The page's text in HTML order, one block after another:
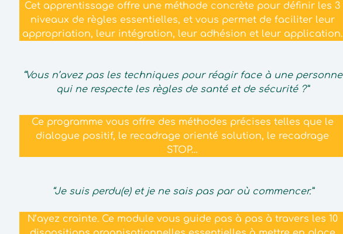
Cet apprentissage offre une méthode concrète pour définir les 3
niveaux de règles essentielles, et vous permet de faciliter leur
appropriation, leur intégration, leur adhésion et leur application.
“Vous n’avez pas les techniques pour réagir face à une personne
qui ne respecte les règles de santé et de sécurité ?”
Ce programme vous offre des méthodes précises telles que le
dialogue positif, le recadrage orienté solution, le recadrage
STOP…
“Je suis perdu(e) et je ne sais pas par où commencer.”
N’ayez crainte. Ce module vous guide pas à pas à travers les 10